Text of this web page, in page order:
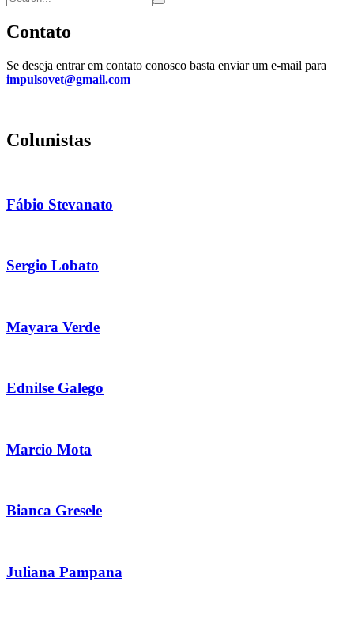
Contato
Se deseja entrar em contato conosco basta enviar um e-mail para
impulsovet@gmail.com
Colunistas
Fábio Stevanato
Sergio Lobato
Mayara Verde
Ednilse Galego
Marcio Mota
Bianca Gresele
Juliana Pampana